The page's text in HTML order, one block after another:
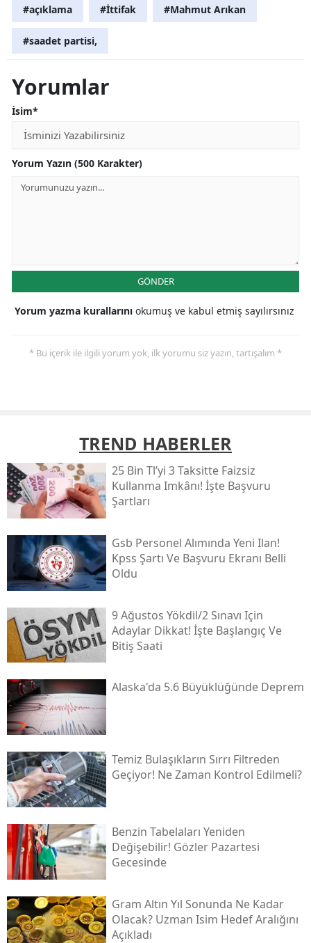
#açıklama #İttifak #Mahmut Arıkan
#saadet partisi,
Yorumlar
İsim*
Yorum Yazın (500 Karakter)
GÖNDER
Yorum yazma kurallarını okumuş ve kabul etmiş sayılırsınız
* Bu içerik ile ilgili yorum yok, ilk yorumu siz yazın, tartışalım *
TREND HABERLER
25 Bin Tl’yi 3 Taksitte Faizsiz
Kullanma Imkânı! İşte Başvuru
Şartları
Gsb Personel Alımında Yeni Ilan!
Kpss Şartı Ve Başvuru Ekranı Belli
Oldu
9 Ağustos Yökdi̇l/2 Sınavı Için
Adaylar Dikkat! İşte Başlangıç Ve
Bitiş Saati
Alaska'da 5.6 Büyüklüğünde Deprem
Temiz Bulaşıkların Sırrı Filtreden
Geçiyor! Ne Zaman Kontrol Edilmeli?
Benzin Tabelaları Yeniden
Değişebilir! Gözler Pazartesi
Gecesinde
Gram Altın Yıl Sonunda Ne Kadar
Olacak? Uzman Isim Hedef Aralığını
Açıkladı